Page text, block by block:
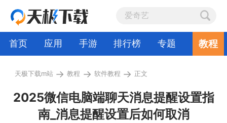
首页 应用 手游 排行榜 专题 教程
天极下载m站 → 教程 → 软件教程 → 正文
2025微信电脑端聊天消息提醒设置指
南_消息提醒设置后如何取消